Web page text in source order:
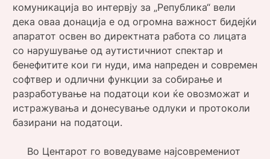
комуникација во интервју за „Република“ вели
дека оваа донација е од огромна важност бидејќи
апаратот освен во директната работа со лицата
со нарушување од аутистичниот спектар и
бенефитите кои ги нуди, има напреден и современ
софтвер и одлични функции за собирање и
разработување на податоци кои ќе овозможат и
истражувања и донесување одлуки и протоколи
базирани на податоци.
Во Центарот го воведуваме најсовремениот